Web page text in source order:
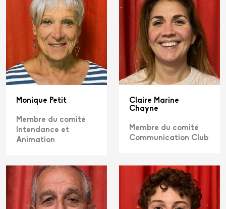
Monique Petit
Membre du comité
Intendance et
Animation
Claire Marine
Chayne
Membre du comité
Communication Club